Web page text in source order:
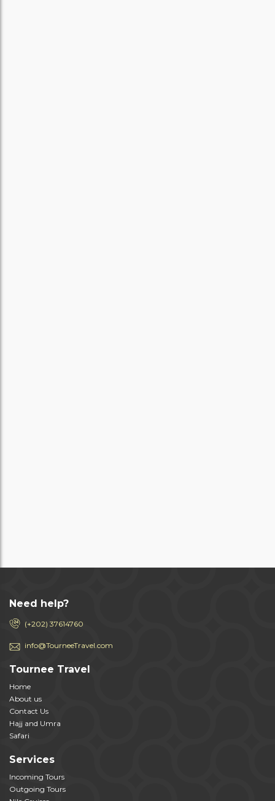
Need help?
(+202) 37614760
info@TourneeTravel.com
Tournee Travel
Home
About us
Contact Us
Hajj and Umra
Safari
Services
Incoming Tours
Outgoing Tours